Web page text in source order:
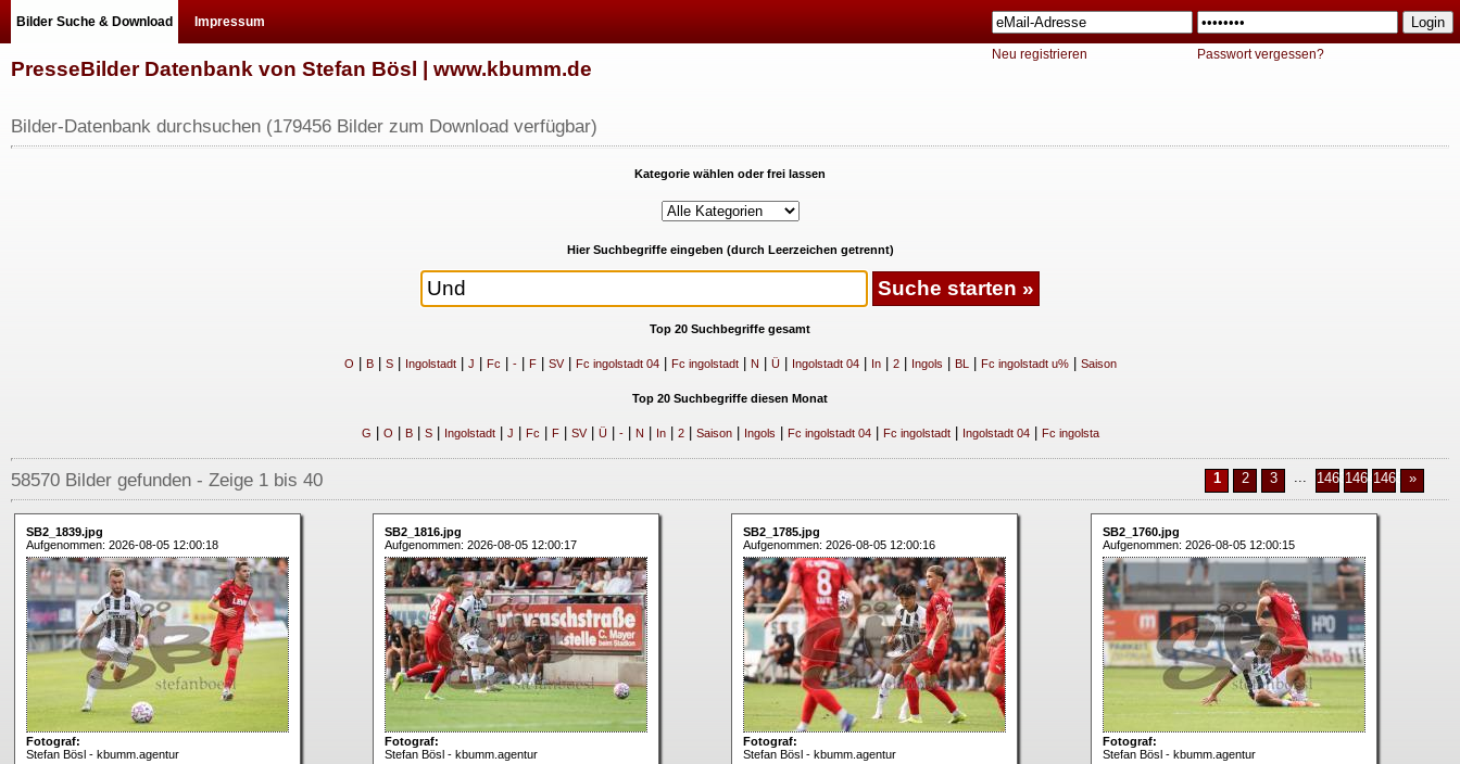
Bilder Suche & Download Impressum
Neu registrieren Passwort vergessen?
PresseBilder Datenbank von Stefan Bösl | www.kbumm.de
Bilder-Datenbank durchsuchen (179456 Bilder zum Download verfügbar)
Kategorie wählen oder frei lassen
Hier Suchbegriffe eingeben (durch Leerzeichen getrennt)
Top 20 Suchbegriffe gesamt
O B| S| Ingolstadt| J Fc -| F| SV| Fc ingolstadt 04| Fc ingolstadt| N Ü Ingolstadt 04| In| 2| Ingols BL | Fc ingolstadt u%| Saison
Top 20 Suchbegriffe diesen Monat
G O B| S| Ingolstadt| J Fc F| SV| Ü| -| N In| 2| Saison| Ingols Fc ingolstadt 04| Fc ingolstadt| Ingolstadt 04| Fc ingolsta
58570 Bilder gefunden - Zeige 1 bis 40 1 2 3 146314641465 »
SB2_1839.jpg
Aufgenommen: 2026-08-05 12:00:18
Fotograf:
Stefan Bösl - kbumm.agentur
SB2_1816.jpg
Aufgenommen: 2026-08-05 12:00:17
Fotograf:
Stefan Bösl - kbumm.agentur
SB2_1785.jpg
Aufgenommen: 2026-08-05 12:00:16
Fotograf:
Stefan Bösl - kbumm.agentur
SB2_1760.jpg
Aufgenommen: 2026-08-05 12:00:15
Fotograf:
Stefan Bösl - kbumm.agentur